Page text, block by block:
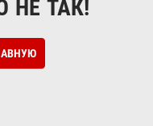
НЕ ТАК!